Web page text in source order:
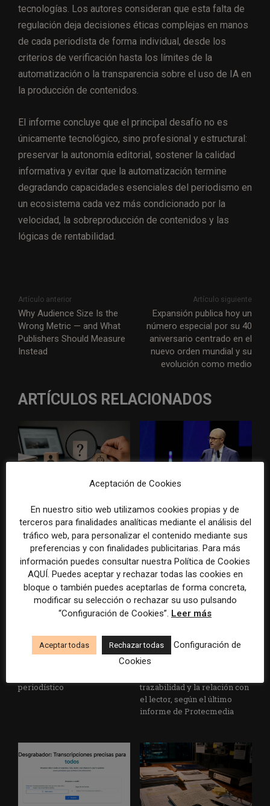
tecnologías. Los autores consideran que esta falta de
regulación deja decisiones éticas complejas en manos
de cada periodista de forma individual, desde los
criterios de verificación hasta los límites de la
automatización o la transparencia sobre el uso de IA en
la producción de contenidos.
El informe concluye que el principal desafío no es
únicamente tecnológico, sino profesional y estructural:
preservar la autonomía editorial, sostener la calidad
informativa y evitar que la automatización termine
degradando capacidades esenciales del periodismo en
un ecosistema cada vez más condicionado por la
velocidad, la sobreproducción de contenidos y las
lógicas de rentabilidad.
Artículo anterior
Why Audience Size Is the
Wrong Metric — and What
Publishers Should Measure
Instead
Artículo siguiente
Expansión publica hoy un
número especial por su 40
aniversario centrado en el
nuevo orden mundial y su
evolución como medio
ARTÍCULOS RELACIONADOS
bastan para saber si un
contenido ha sido escrito por
una persona
inteligencia artificial necesita
al periodismo, pero puede
destruir su modelo
económico»
periodístico
La IA obliga a reorganizar el
trazabilidad y la relación con
el lector, según el último
informe de Protecmedia
Aceptación de Cookies
En nuestro sitio web utilizamos cookies propias y de
terceros para finalidades analíticas mediante el análisis del
tráfico web, para personalizar el contenido mediante sus
preferencias y con finalidades publicitarias. Para más
información puedes consultar nuestra Política de Cookies
AQUÍ. Puedes aceptar y rechazar todas las cookies en
bloque o también puedes aceptarlas de forma concreta,
modificar su selección o rechazar su uso pulsando
“Configuración de Cookies”. Leer más
Aceptar todas Rechazar todas
Configuración de
Cookies